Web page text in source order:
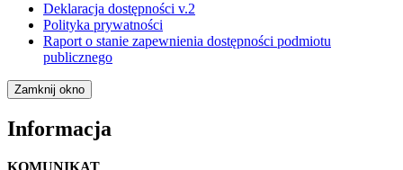
Deklaracja dostępności v.2
Polityka prywatności
Raport o stanie zapewnienia dostępności podmiotu
publicznego
Zamknij okno
Informacja